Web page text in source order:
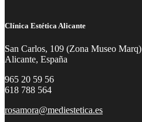
Clínica Estética Alicante
San Carlos, 109 (Zona Museo Marq)
Alicante, España
965 20 59 56
618 788 564
rosamora@mediestetica.es